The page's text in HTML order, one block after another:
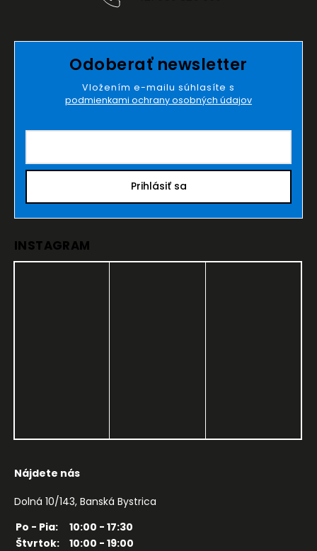
Odoberať newsletter
Vložením e-mailu súhlasíte s
podmienkami ochrany osobných údajov
Prihlásiť sa
INSTAGRAM
Nájdete nás
Dolná 10/143, Banská Bystrica
Po - Pia:
10:00 - 17:30
Štvrtok:
10:00 - 19:00